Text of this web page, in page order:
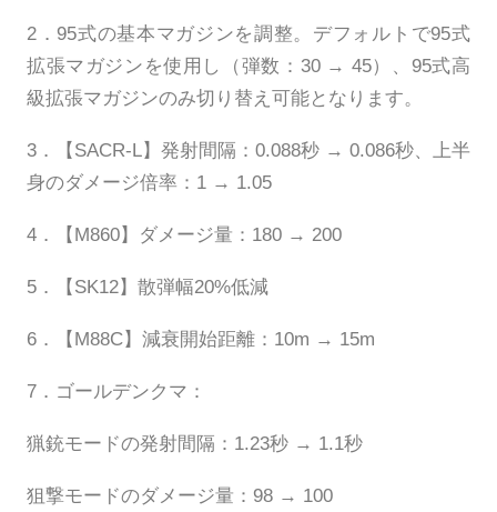
2．95式の基本マガジンを調整。デフォルトで95式
拡張マガジンを使用し（弾数：30 → 45）、95式高
級拡張マガジンのみ切り替え可能となります。
3．【SACR-L】発射間隔：0.088秒 → 0.086秒、上半
身のダメージ倍率：1 → 1.05
4．【M860】ダメージ量：180 → 200
5．【SK12】散弾幅20%低減
6．【M88C】減衰開始距離：10m → 15m
7．ゴールデンクマ：
猟銃モードの発射間隔：1.23秒 → 1.1秒
狙撃モードのダメージ量：98 → 100